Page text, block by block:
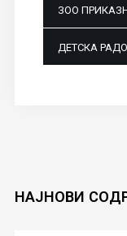
ЗОО
ДЕТСКА
НАЈНОВИ